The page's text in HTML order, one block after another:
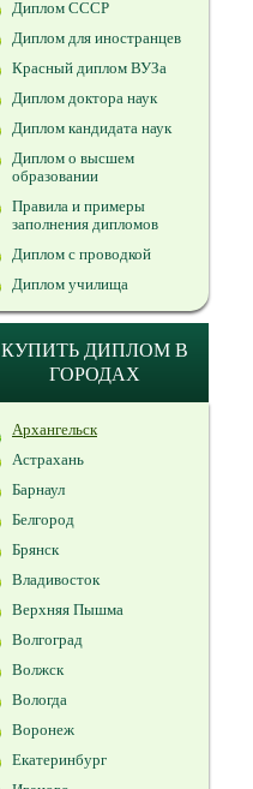
Диплом СССР
Диплом для иностранцев
Красный диплом ВУЗа
Диплом доктора наук
Диплом кандидата наук
Диплом о высшем
образовании
Правила и примеры
заполнения дипломов
Диплом с проводкой
Диплом училища
КУПИТЬ ДИПЛОМ В
ГОРОДАХ
Архангельск
Астрахань
Барнаул
Белгород
Брянск
Владивосток
Верхняя Пышма
Волгоград
Волжск
Вологда
Воронеж
Екатеринбург